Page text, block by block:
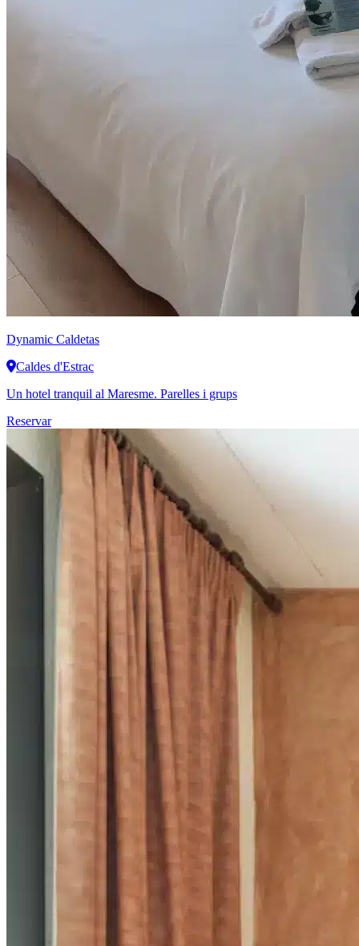
Dynamic Caldetas
Caldes d'Estrac
Un hotel tranquil al Maresme. Parelles i grups
Reservar